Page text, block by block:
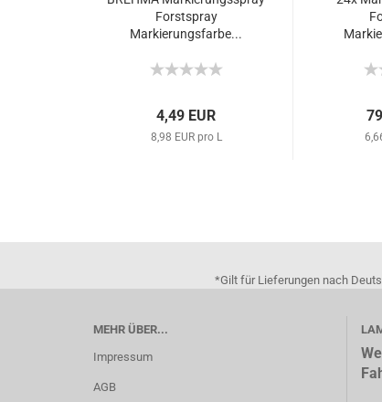
Forstspray
Markierungsfarbe...
4,49 EUR
8,98 EUR pro L
*Gilt für Lieferungen nach
MEHR ÜBER...
Impressum
AGB